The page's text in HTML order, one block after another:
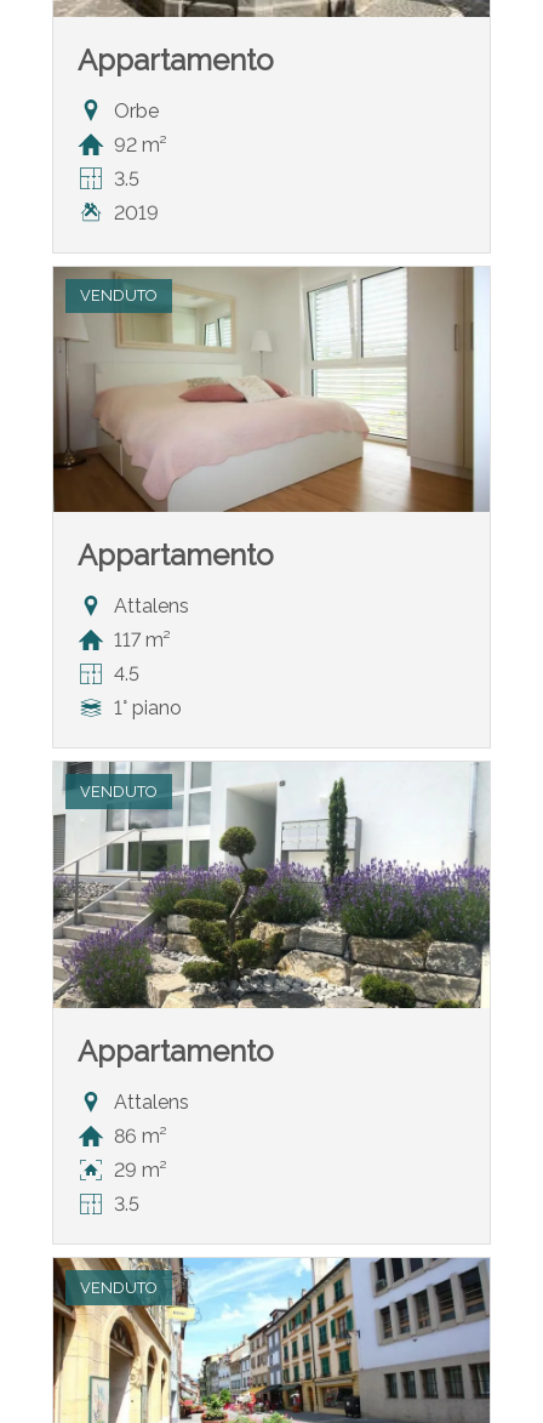
Appartamento
Orbe
92 m²
3.5
2019
VENDUTO
Appartamento
Attalens
117 m²
4.5
1° piano
VENDUTO
Appartamento
Attalens
86 m²
29 m²
3.5
VENDUTO